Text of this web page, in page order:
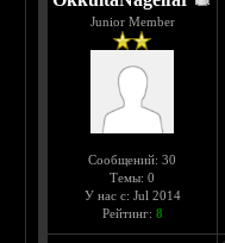
Junior Member
Сообщений: 30
Темы: 0
У нас с: Jul 2014
Рейтинг: 8